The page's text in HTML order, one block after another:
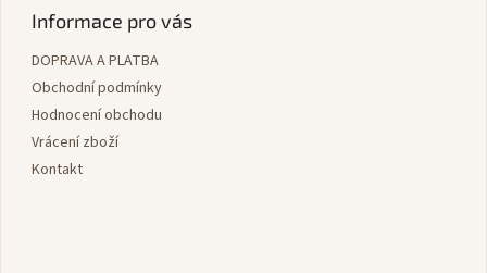
Informace pro vás
DOPRAVA A PLATBA
Obchodní podmínky
Hodnocení obchodu
Vrácení zboží
Kontakt